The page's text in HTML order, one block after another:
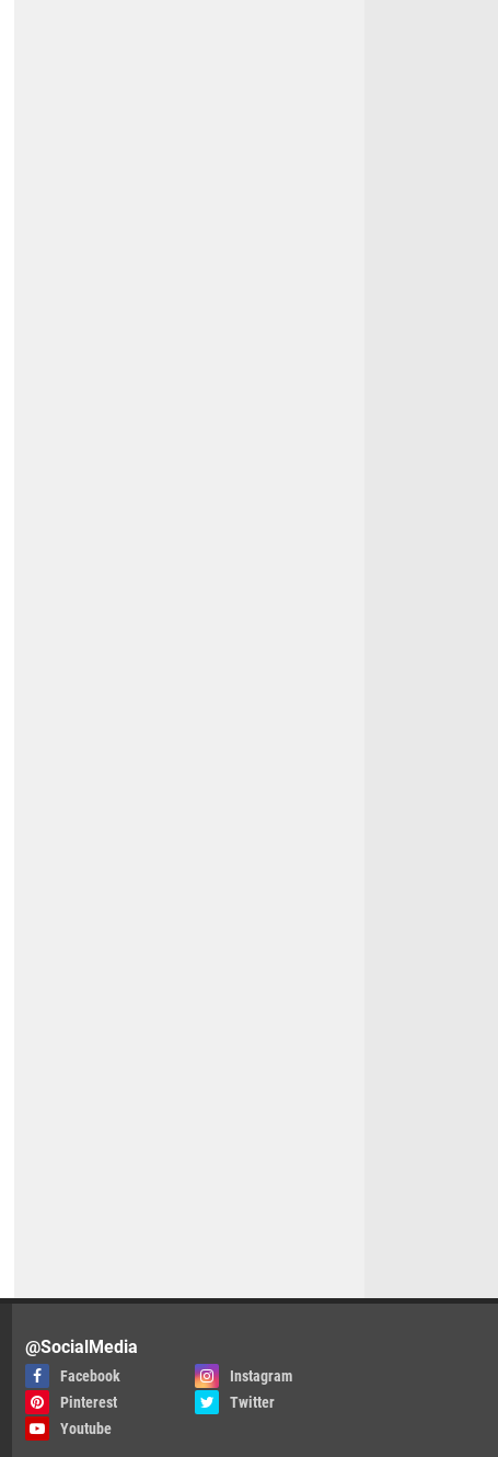
@SocialMedia
Facebook
Instagram
Pinterest
Twitter
Youtube